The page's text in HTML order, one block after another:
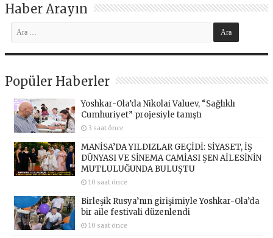
Haber Arayın
Popüler Haberler
Yoshkar-Ola’da Nikolai Valuev, “Sağlıklı
Cumhuriyet” projesiyle tanıştı
3 saat önce
MANİSA’DA YILDIZLAR GEÇİDİ: SİYASET, İŞ
DÜNYASI VE SİNEMA CAMİASI ŞEN AİLESİNİN
MUTLULUĞUNDA BULUŞTU
10 saat önce
Birleşik Rusya’nın girişimiyle Yoshkar-Ola’da
bir aile festivali düzenlendi
10 saat önce